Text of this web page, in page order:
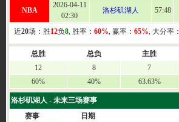
NBA
2026-04-11
02:30
洛杉矶湖人 57:48
近20场：胜12负8, 胜率： 60%, 赢率： 65%, 大分率：
总胜 总负 主胜
12
8 7
60%
40% 63.63%
洛杉矶湖人 - 未来三场赛事
赛事
日期